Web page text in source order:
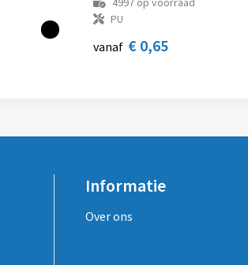
PU
vanaf € 0,65
Informatie
Over ons